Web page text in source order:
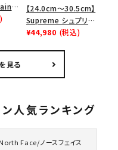
ト
【24.0cm～30.5cm】
Supreme シュプリー
ム 2023AW Nike
カー ホワイト 白
¥44,980 (税込)
見る
人気ランキング
North Face/ノースフェイス